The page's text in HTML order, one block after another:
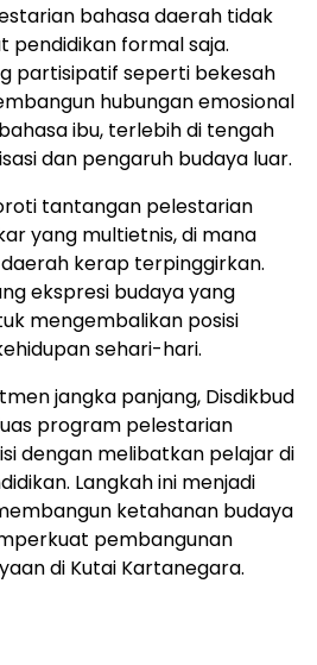
bahasa daerah tidak
pendidikan formal saja.
partisipatif seperti bekesah
hubungan emosional
ibu, terlebih di tengah
dan pengaruh budaya luar.
tantangan pelestarian
yang multietnis, di mana
kerap terpinggirkan.
ekspresi budaya yang
mengembalikan posisi
sehari-hari.
jangka panjang, Disdikbud
program pelestarian
dengan melibatkan pelajar di
Langkah ini menjadi
ketahanan budaya
pembangunan
di Kutai Kartanegara.